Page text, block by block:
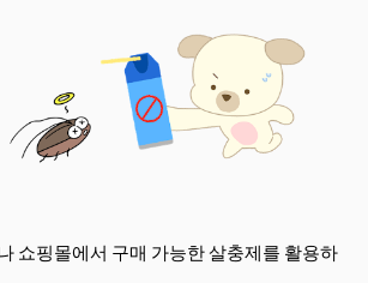
쇼핑몰에서 구매 가능한 살충제를 활용하